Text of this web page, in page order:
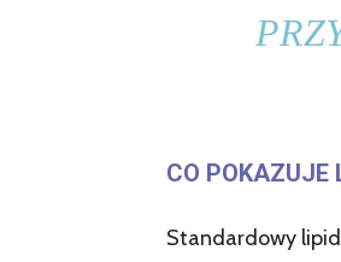
CO POKAZUJE
Standardowy